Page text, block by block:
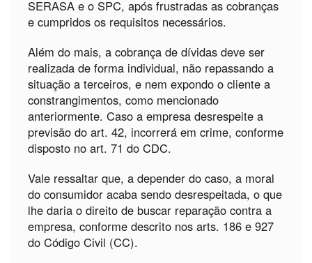
SERASA e o SPC, após frustradas as cobranças
e cumpridos os requisitos necessários.
Além do mais, a cobrança de dívidas deve ser
realizada de forma individual, não repassando a
situação a terceiros, e nem expondo o cliente a
constrangimentos, como mencionado
anteriormente. Caso a empresa desrespeite a
previsão do art. 42, incorrerá em crime, conforme
disposto no art. 71 do CDC.
Vale ressaltar que, a depender do caso, a moral
do consumidor acaba sendo desrespeitada, o que
lhe daria o direito de buscar reparação contra a
empresa, conforme descrito nos arts. 186 e 927
do Código Civil (CC).